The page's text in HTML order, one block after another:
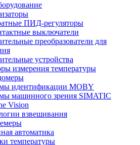
ПИД-регуляторы
выключатели
преобразователи для
устройства
измерения температуры
идентификации MOBY
машинного зрения SIMATIC
Vision
взвешивания
автоматика
температуры